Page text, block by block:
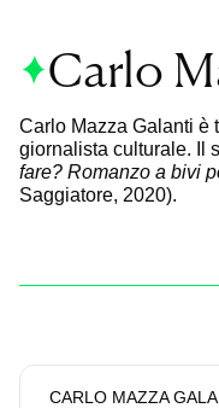
Carlo
Carlo Mazza Galanti è
giornalista culturale. Il
fare? Romanzo a bivi
Saggiatore, 2020).
CARLO MAZZA